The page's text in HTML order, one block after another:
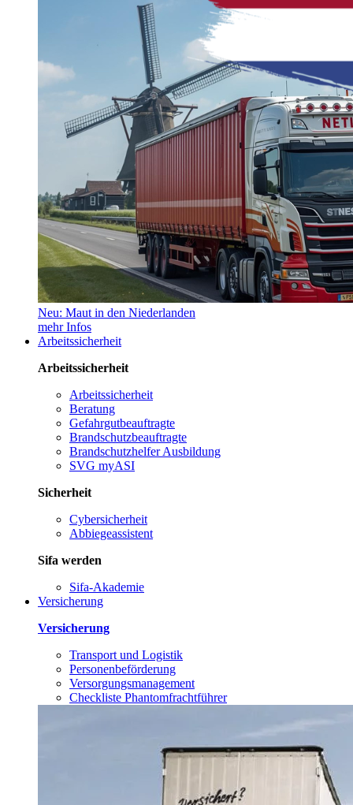
Neu: Maut in den Niederlanden
mehr Infos
Arbeitssicherheit
Arbeitssicherheit
Arbeitssicherheit
Beratung
Gefahrgutbeauftragte
Brandschutzbeauftragte
Brandschutzhelfer Ausbildung
SVG myASI
Sicherheit
Cybersicherheit
Abbiegeassistent
Sifa werden
Sifa-Akademie
Versicherung
Versicherung
Transport und Logistik
Personenbeförderung
Versorgungsmanagement
Checkliste Phantomfrachtführer